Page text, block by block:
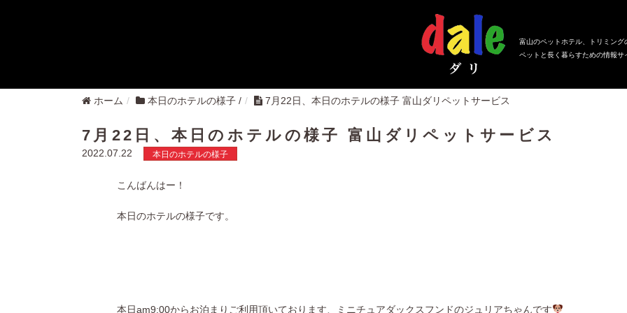
富山のペットホテル、トリミング
ペットと長く暮らすための情報サ
ホーム 本日のホテルの様子 / 7月22日、本日のホテルの様子 富山ダリペットサービス
7月22日、本日のホテルの様子 富山ダリペットサービス
2022.07.22 本日のホテルの様子
こんばんはー！
本日のホテルの様子です。
本日am9:00からお泊まりご利用頂いております、ミニチュアダックスフンドのジュリアちゃんです